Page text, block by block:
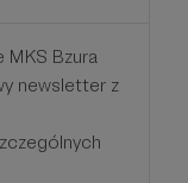
MKS Bzura
newsletter z